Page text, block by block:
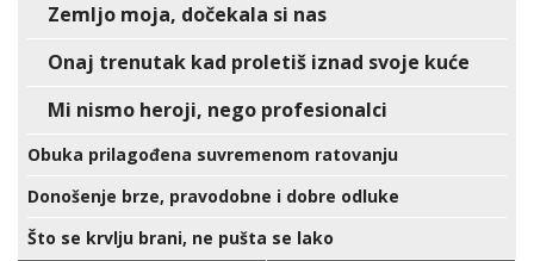
Zemljo moja, dočekala si nas
Onaj trenutak kad proletiš iznad svoje kuće
Mi nismo heroji, nego profesionalci
Obuka prilagođena suvremenom ratovanju
Donošenje brze, pravodobne i dobre odluke
Što se krvlju brani, ne pušta se lako